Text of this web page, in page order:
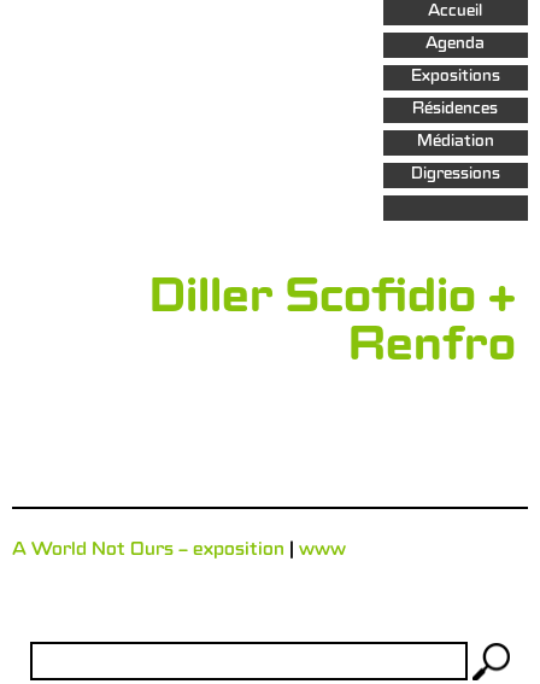
Aller au
contenu
principal
Accueil
Agenda
Expositions
Résidences
Médiation
Digressions
Diller Scofidio +
Renfro
A World Not Ours – exposition www